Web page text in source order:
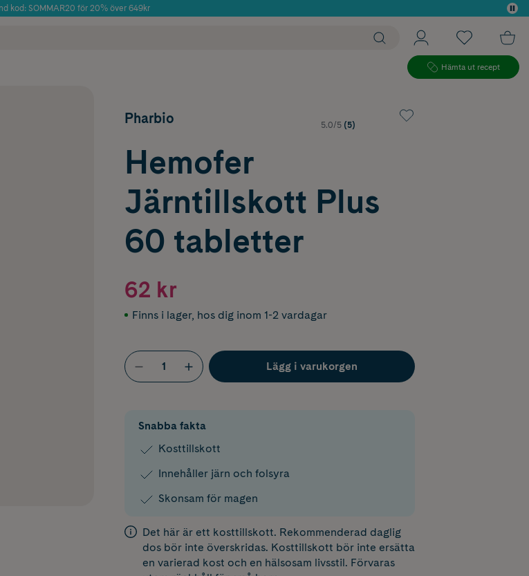
kod: SOMMAR20 för 20% över 649kr
Hämta ut recept
Pharbio 5.0/5 (5)
Hemofer
Järntillskott Plus
60 tabletter
62 kr
Finns i lager, hos dig inom 1-2 vardagar
Lägg i varukorgen
Snabba fakta
Kosttillskott
Innehåller järn och folsyra
Skonsam för magen
Det här är ett kosttillskott. Rekommenderad daglig
dos bör inte överskridas. Kosttillskott bör inte ersätta
en varierad kost och en hälsosam livsstil. Förvaras